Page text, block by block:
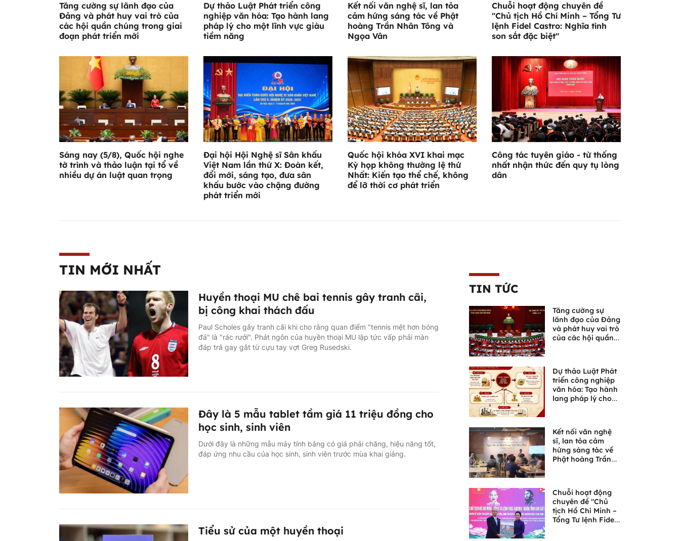
Tăng cường sự lãnh đạo của
Đảng và phát huy vai trò của
các hội quần chúng trong giai
đoạn phát triển mới
Dự thảo Luật Phát triển công
nghiệp văn hóa: Tạo hành lang
pháp lý cho một lĩnh vực giàu
tiềm năng
Kết nối văn nghệ sĩ, lan tỏa
cảm hứng sáng tác về Phật
hoàng Trần Nhân Tông và
Ngọa Vân
Chuỗi hoạt động chuyên đề
"Chủ tịch Hồ Chí Minh – Tổng Tư
lệnh Fidel Castro: Nghĩa tình
son sắt đặc biệt"
Sáng nay (5/8), Quốc hội nghe
tờ trình và thảo luận tại tổ về
nhiều dự án luật quan trọng
Đại hội Hội Nghệ sĩ Sân khấu
Việt Nam lần thứ X: Đoàn kết,
đổi mới, sáng tạo, đưa sân
khấu bước vào chặng đường
phát triển mới
Quốc hội khóa XVI khai mạc
Kỳ họp không thường lệ thứ
Nhất: Kiến tạo thể chế, không
để lỡ thời cơ phát triển
Công tác tuyên giáo - từ thống
nhất nhận thức đến quy tụ lòng
dân
TIN MỚI NHẤT
Huyền thoại MU chê bai tennis gây tranh cãi,
bị công khai thách đấu
Paul Scholes gây tranh cãi khi cho rằng quan điểm "tennis mệt hơn bóng
đá" là "rác rưởi". Phát ngôn của huyền thoại MU lập tức vấp phải màn
đáp trả gay gắt từ cựu tay vợt Greg Rusedski.
Đây là 5 mẫu tablet tầm giá 11 triệu đồng cho
học sinh, sinh viên
Dưới đây là những mẫu máy tính bảng có giá phải chăng, hiệu năng tốt,
đáp ứng nhu cầu của học sinh, sinh viên trước mùa khai giảng.
Tiểu sử của một huyền thoại
TIN TỨC
Tăng cường sự
lãnh đạo của Đảng
và phát huy vai trò
của các hội quần
Dự thảo Luật Phát
triển công nghiệp
văn hóa: Tạo hành
lang pháp lý cho
Kết nối văn nghệ
sĩ, lan tỏa cảm
hứng sáng tác về
Phật hoàng Trần
Chuỗi hoạt động
chuyên đề "Chủ
tịch Hồ Chí Minh –
Tổng Tư lệnh Fidel